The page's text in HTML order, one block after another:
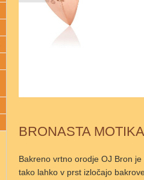
BRONASTA
Bakreno vrtno orodje OJ Bron
tako lahko v prst izločajo